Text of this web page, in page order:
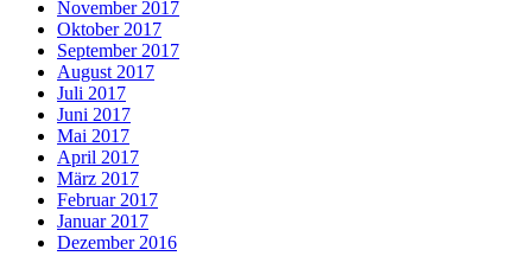
November 2017
Oktober 2017
September 2017
August 2017
Juli 2017
Juni 2017
Mai 2017
April 2017
März 2017
Februar 2017
Januar 2017
Dezember 2016